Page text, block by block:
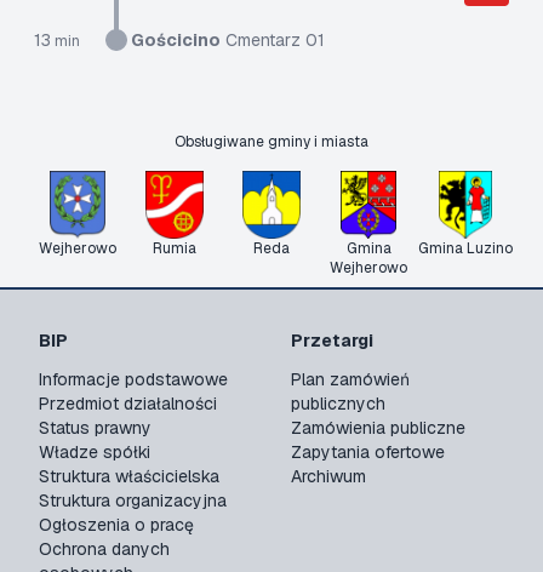
13 min Gościcino Cmentarz 01
Obsługiwane gminy i miasta
Wejherowo Rumia Reda
Gmina
Wejherowo
Gmina Luzino
BIP
Informacje podstawowe
Przedmiot działalności
Status prawny
Władze spółki
Struktura właścicielska
Struktura organizacyjna
Ogłoszenia o pracę
Ochrona danych
Przetargi
Plan zamówień
publicznych
Zamówienia publiczne
Zapytania ofertowe
Archiwum